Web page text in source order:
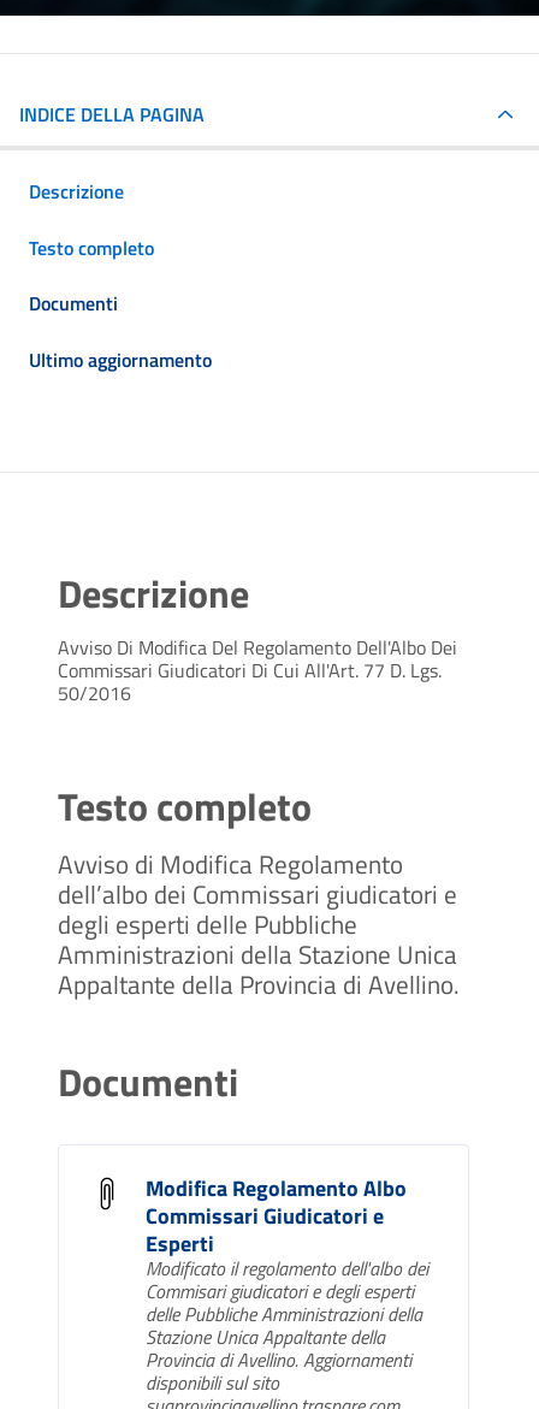
INDICE DELLA PAGINA
Descrizione
Testo completo
Documenti
Ultimo aggiornamento
Descrizione
Avviso Di Modifica Del Regolamento Dell'Albo Dei
Commissari Giudicatori Di Cui All'Art. 77 D. Lgs.
50/2016
Testo completo
Avviso di Modifica Regolamento
dell’albo dei Commissari giudicatori e
degli esperti delle Pubbliche
Amministrazioni della Stazione Unica
Appaltante della Provincia di Avellino.
Documenti
Modifica Regolamento Albo
Commissari Giudicatori e
Esperti
Modificato il regolamento dell'albo dei
Commisari giudicatori e degli esperti
delle Pubbliche Amministrazioni della
Stazione Unica Appaltante della
Provincia di Avellino. Aggiornamenti
disponibili sul sito